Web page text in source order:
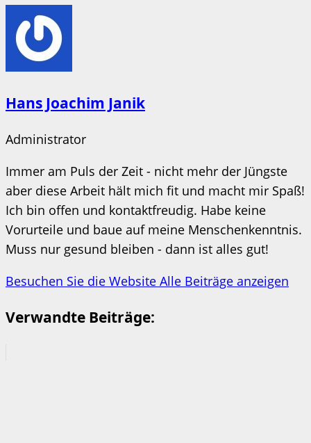
Hans Joachim Janik
Administrator
Immer am Puls der Zeit - nicht mehr der Jüngste
aber diese Arbeit hält mich fit und macht mir Spaß!
Ich bin offen und kontaktfreudig. Habe keine
Vorurteile und baue auf meine Menschenkenntnis.
Muss nur gesund bleiben - dann ist alles gut!
Besuchen Sie die Website Alle Beiträge anzeigen
Verwandte Beiträge: